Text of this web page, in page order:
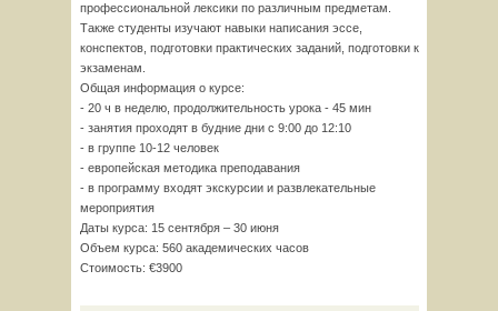
профессиональной лексики по различным предметам.
Также студенты изучают навыки написания эссе,
конспектов, подготовки практических заданий, подготовки к
экзаменам.
Общая информация о курсе:
- 20 ч в неделю, продолжительность урока - 45 мин
- занятия проходят в будние дни с 9:00 до 12:10
- в группе 10-12 человек
- европейская методика преподавания
- в программу входят экскурсии и развлекательные
мероприятия
Даты курса: 15 сентября – 30 июня
Объем курса: 560 академических часов
Стоимость: €3900